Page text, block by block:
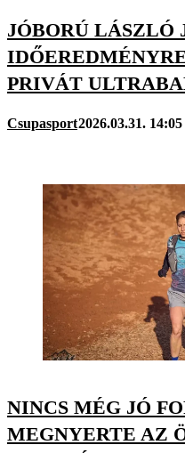
JÓBORÚ LÁSZLÓ
PRIVÁT
Csupasport2026.03.31. 14:05
NINCS MÉG JÓ
MEGNYERTE AZ